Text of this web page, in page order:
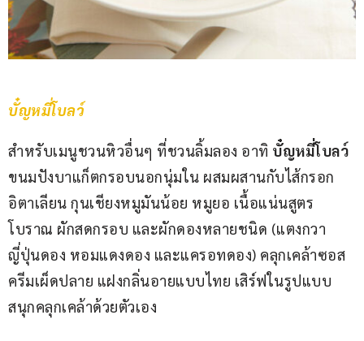
บั๋ญหมี่โบลว์
สำหรับเมนูชวนหิวอื่นๆ ที่ชวนลิ้มลอง อาทิ บั๋ญหมี่โบลว์
ขนมปังบาแก็ตกรอบนอกนุ่มใน ผสมผสานกับไส้กรอก
อิตาเลียน กุนเชียงหมูมันน้อย หมูยอ เนื้อแน่นสูตร
โบราณ ผักสดกรอบ และผักดองหลายชนิด (แตงกวา
ญี่ปุ่นดอง หอมแดงดอง และแครอทดอง) คลุกเคล้าซอส
ครีมเผ็ดปลาย แฝงกลิ่นอายแบบไทย เสิร์ฟในรูปแบบ
สนุกคลุกเคล้าด้วยตัวเอง